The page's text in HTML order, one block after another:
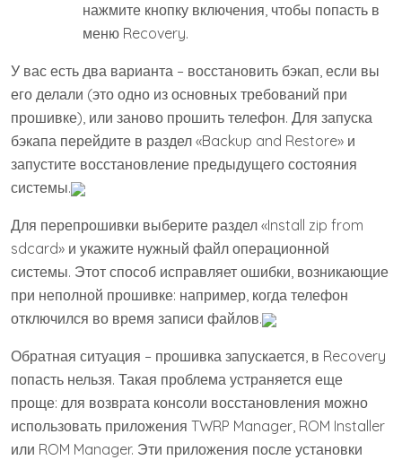
нажмите кнопку включения, чтобы попасть в
меню Recovery.
У вас есть два варианта – восстановить бэкап, если вы
его делали (это одно из основных требований при
прошивке), или заново прошить телефон. Для запуска
бэкапа перейдите в раздел «Backup and Restore» и
запустите восстановление предыдущего состояния
системы.
Для перепрошивки выберите раздел «Install zip from
sdcard» и укажите нужный файл операционной
системы. Этот способ исправляет ошибки, возникающие
при неполной прошивке: например, когда телефон
отключился во время записи файлов.
Обратная ситуация – прошивка запускается, в Recovery
попасть нельзя. Такая проблема устраняется еще
проще: для возврата консоли восстановления можно
использовать приложения TWRP Manager, ROM Installer
или ROM Manager. Эти приложения после установки